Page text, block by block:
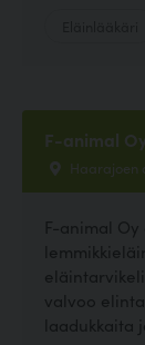
F-animal
Haarajoen
F-animal
valvoo
laadukkaita